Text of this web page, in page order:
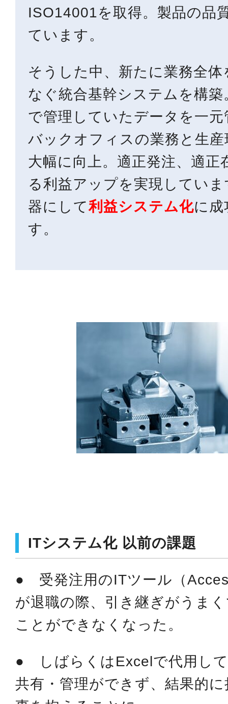
ISO14001を取得。製品の品
ています。
そうした中、新たに業務全
なぐ統合基幹システムを構
で管理していたデータを一
バックオフィスの業務と生
大幅に向上。適正発注、適
る利益アップを実現してい
器にして利益システム化に
す。
ITシステム化 以前の課題
● 受発注用のITツール（
が退職の際、引き継ぎがうま
ことができなくなった。
● しばらくはExcelで代用し
共有・管理ができず、結果的